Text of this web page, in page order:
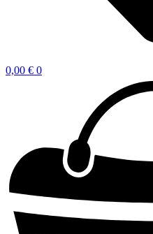
0,00 € 0